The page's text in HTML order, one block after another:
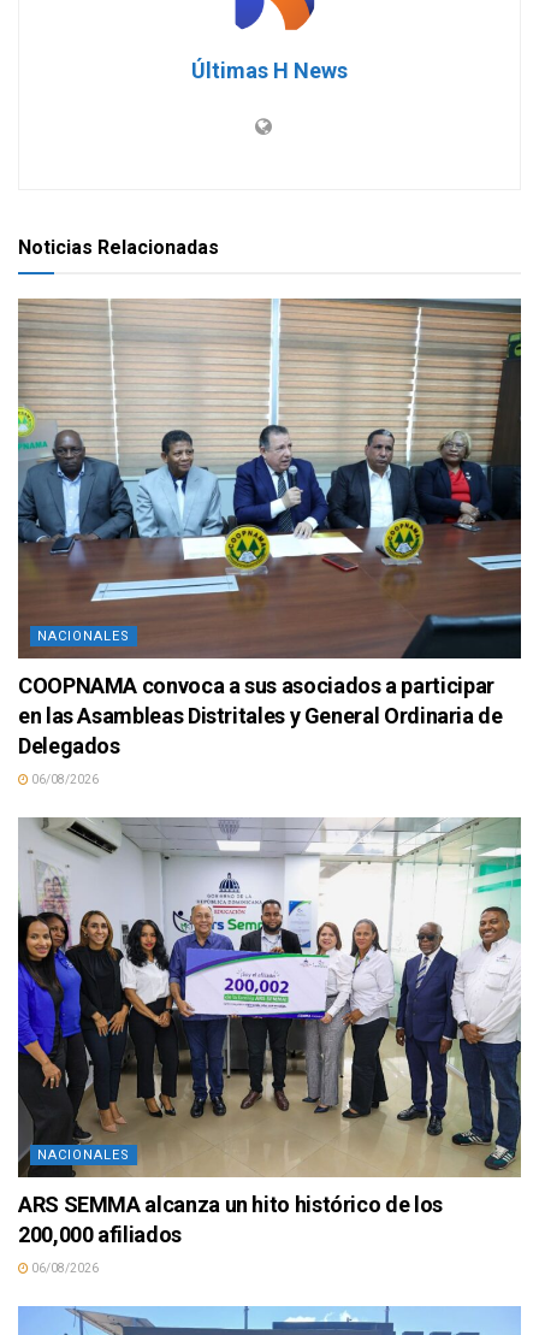
Últimas H News
Noticias Relacionadas
NACIONALES
COOPNAMA convoca a sus asociados a participar
en las Asambleas Distritales y General Ordinaria de
Delegados
06/08/2026
NACIONALES
ARS SEMMA alcanza un hito histórico de los
200,000 afiliados
06/08/2026